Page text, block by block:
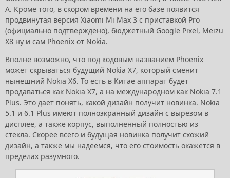
A. Кроме того, в скором времени на его базе появится
продвинутая версия Xiaomi Mi Max 3 с приставкой Pro
(официально подтверждено), бюджетный Google Pixel, Meizu
X8 ну и сам Phoenix от Nokia.
Вполне возможно, что под кодовым названием Phoenix
может скрываться будущий Nokia X7, который сменит
нынешний Nokia X6. То есть в Китае аппарат будет
продаваться как Nokia X7, а на международном как Nokia 7.1
Plus. Это дает понять, какой дизайн получит новинка. Nokia
5.1 и 6.1 Plus имеют полноэкранный дизайн с вырезом в
дисплее, а также корпус, выполненный полностью из
стекла. Скорее всего и будущая новинка получит схожий
дизайн, а также мы надеемся, что его стоимость окажется в
пределах разумного.